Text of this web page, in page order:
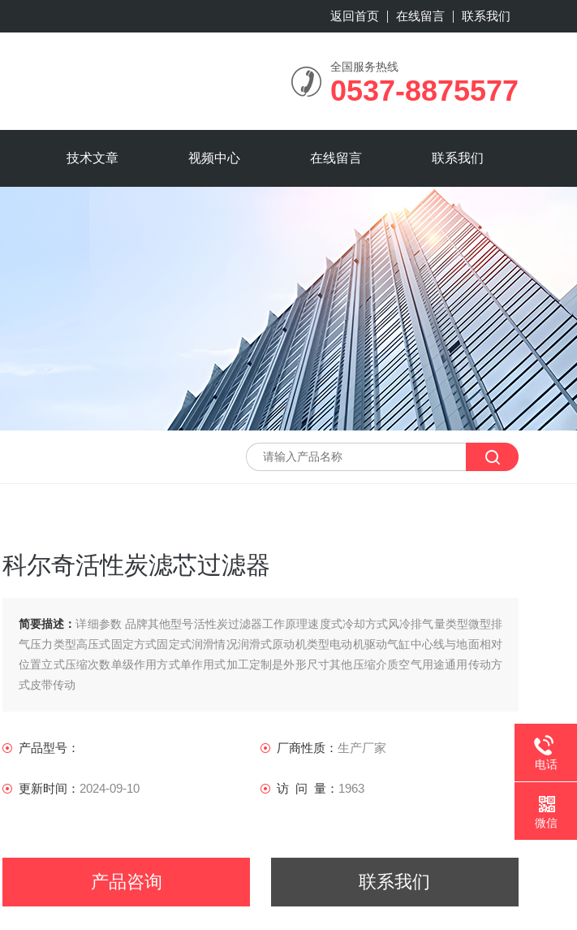
返回首页 在线留言 联系我们
全国服务热线
0537-8875577
技术文章 视频中心 在线留言 联系我们
科尔奇活性炭滤芯过滤器
简要描述：详细参数 品牌其他型号活性炭过滤器工作原理速度式冷却方式风冷排气量类型微型排
气压力类型高压式固定方式固定式润滑情况润滑式原动机类型电动机驱动气缸中心线与地面相对
位置立式压缩次数单级作用方式单作用式加工定制是外形尺寸其他压缩介质空气用途通用传动方
式皮带传动
产品型号： 厂商性质： 生产厂家
更新时间： 2024-09-10 访 问 量： 1963
产品咨询 联系我们
电话
微信